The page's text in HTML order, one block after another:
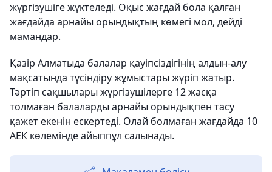
жүргізушіге жүктеледі. Оқыс жағдай бола қалған
жағдайда арнайы орындықтың көмегі мол, дейді
мамандар.
Қазір Алматыда балалар қауіпсіздігінің алдын-алу
мақсатында түсіндіру жұмыстары жүріп жатыр.
Тәртіп сақшылары жүргізушілерге 12 жасқа
толмаған балаларды арнайы орындықпен тасу
қажет екенін ескертеді. Олай болмаған жағдайда 10
АЕК көлемінде айыппұл салынады.